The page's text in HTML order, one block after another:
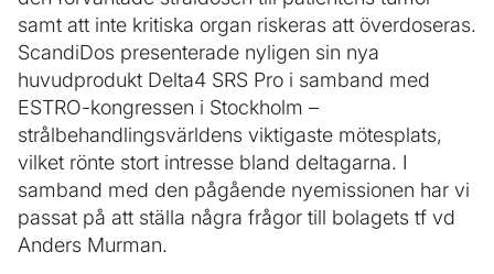
samt att inte kritiska organ riskeras att överdoseras.
ScandiDos presenterade nyligen sin nya
huvudprodukt Delta4 SRS Pro i samband med
ESTRO-kongressen i Stockholm –
strålbehandlingsvärldens viktigaste mötesplats,
vilket rönte stort intresse bland deltagarna. I
samband med den pågående nyemissionen har vi
passat på att ställa några frågor till bolagets tf vd
Anders Murman.